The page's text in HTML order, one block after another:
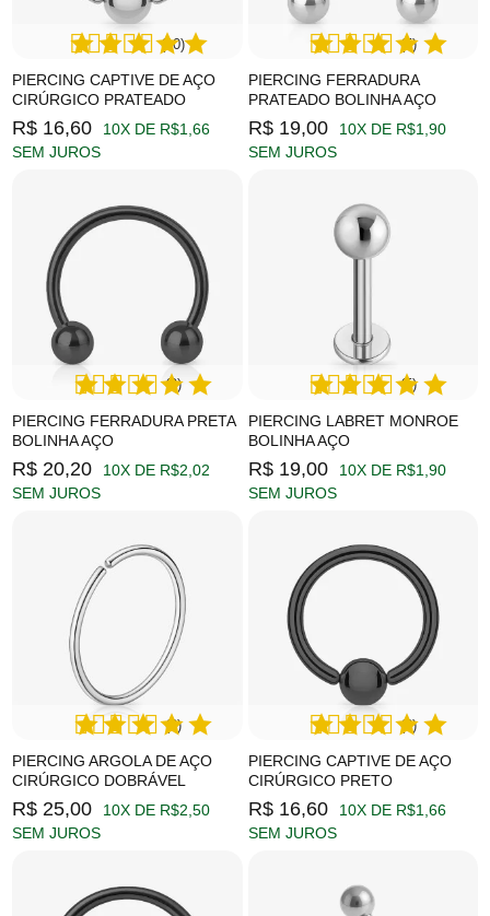
PIERCING CAPTIVE DE AÇO
CIRÚRGICO PRATEADO
(10)
R$ 16,60
10X DE R$1,66
SEM JUROS
PIERCING FERRADURA
PRATEADO BOLINHA AÇO
(5)
R$ 19,00
10X DE R$1,90
SEM JUROS
PIERCING FERRADURA PRETA
BOLINHA AÇO
(9)
R$ 20,20
10X DE R$2,02
SEM JUROS
PIERCING LABRET MONROE
BOLINHA AÇO
(5)
R$ 19,00
10X DE R$1,90
SEM JUROS
PIERCING ARGOLA DE AÇO
CIRÚRGICO DOBRÁVEL
(2)
R$ 25,00
10X DE R$2,50
SEM JUROS
PIERCING CAPTIVE DE AÇO
CIRÚRGICO PRETO
(3)
R$ 16,60
10X DE R$1,66
SEM JUROS